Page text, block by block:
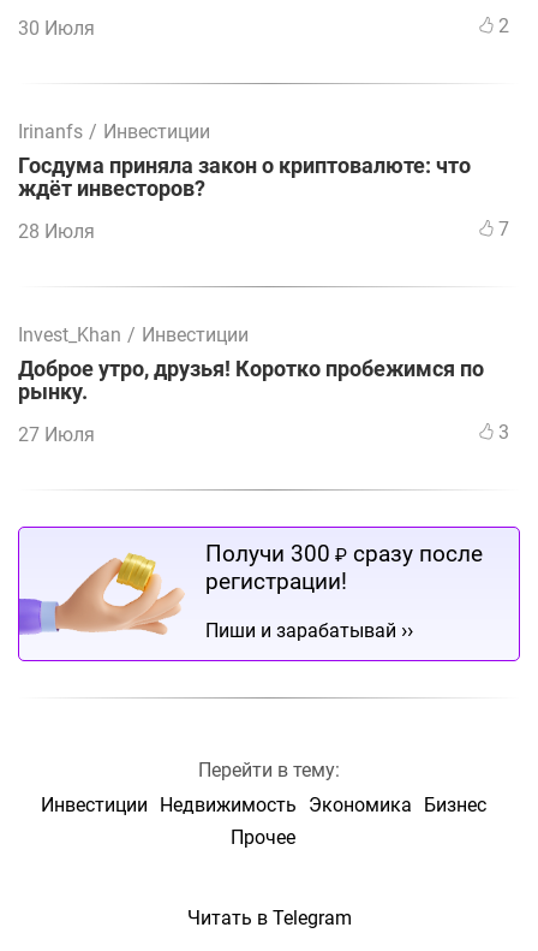
30 Июля 2
Irinanfs / Инвестиции
Госдума приняла закон о криптовалюте: что
ждёт инвесторов?
28 Июля 7
Invest_Khan / Инвестиции
Доброе утро, друзья! Коротко пробежимся по
рынку.
27 Июля 3
Получи 300 ₽ сразу после
регистрации!
Пиши и зарабатывай ››
Перейти в тему:
Инвестиции
Недвижимость Экономика
Бизнес
Прочее
Читать в Telegram